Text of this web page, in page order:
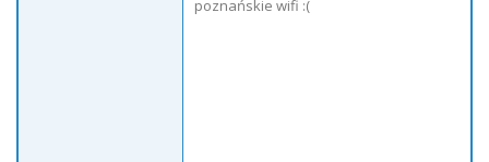
poznańskie wifi :(